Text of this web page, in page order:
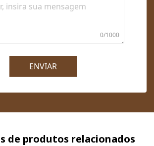
0/1000
ENVIAR
de produtos relacionados